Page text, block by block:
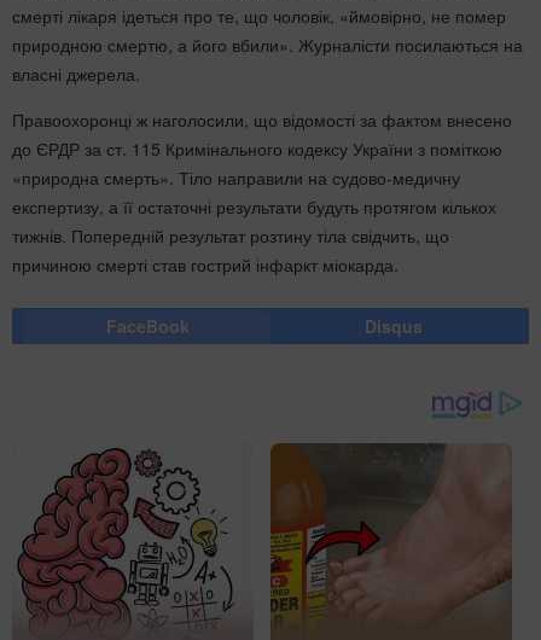
смерті лікаря ідеться про те, що чоловік, «ймовірно, не помер
природною смертю, а його вбили». Журналісти посилаються на
власні джерела.
Правоохоронці ж наголосили, що відомості за фактом внесено
до ЄРДР за ст. 115 Кримінального кодексу України з поміткою
«природна смерть». Тіло направили на судово-медичну
експертизу, а її остаточні результати будуть протягом кількох
тижнів. Попередній результат розтину тіла свідчить, що
причиною смерті став гострий інфаркт міокарда.
FaceBook Disqus